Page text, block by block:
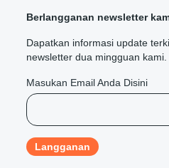
Berlangganan newsletter
Dapatkan informasi update
newsletter dua mingguan kami.
Masukan Email Anda Disini